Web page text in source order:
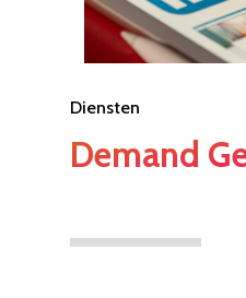
Diensten
Demand